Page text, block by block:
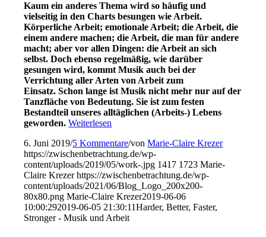
Kaum ein anderes Thema wird so häufig und
vielseitig in den Charts besungen wie Arbeit.
Körperliche Arbeit; emotionale Arbeit; die Arbeit, die
einem andere machen; die Arbeit, die man für andere
macht; aber vor allen Dingen: die Arbeit an sich
selbst. Doch ebenso regelmäßig, wie darüber
gesungen wird, kommt Musik auch bei der
Verrichtung aller Arten von Arbeit zum
Einsatz. Schon lange ist Musik nicht mehr nur auf der
Tanzfläche von Bedeutung. Sie ist zum festen
Bestandteil unseres alltäglichen (Arbeits-) Lebens
geworden. Weiterlesen
6. Juni 2019/5 Kommentare/vonMarie-Claire Krezer
https://zwischenbetrachtung.de/wp-
content/uploads/2019/05/work-.jpg 1417 1723 Marie-
Claire Krezer https://zwischenbetrachtung.de/wp-
content/uploads/2021/06/Blog_Logo_200x200-
80x80.png Marie-Claire Krezer2019-06-06
10:00:292019-06-05 21:30:11Harder, Better, Faster,
Stronger - Musik und Arbeit